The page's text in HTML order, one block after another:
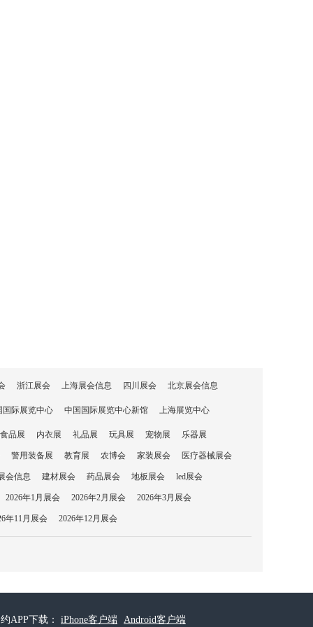
浙江展会 上海展会信息 四川展会 北京展会信息
国际展览中心 中国国际展览中心新馆 上海展览中心
品展 内衣展 礼品展 玩具展 宠物展 乐器展
警用装备展 教育展 农博会 家装展会 医疗器械展会
会信息 建材展会 药品展会 地板展会 led展会
2026年1月展会 2026年2月展会 2026年3月展会
年11月展会 2026年12月展会
APP下载： iPhone客户端 Android客户端